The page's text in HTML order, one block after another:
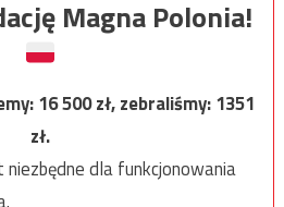
Magna Polonia!
16 500zł, zebraliśmy:1351
zł.
dla funkcjonowania